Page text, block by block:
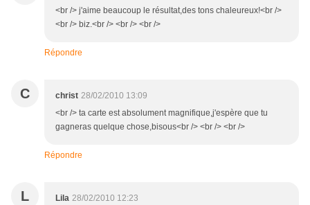
<br /> j'aime beaucoup le résultat,des tons chaleureux!<br />
<br /> biz.<br /> <br /> <br />
Répondre
C christ 28/02/2010 13:09
<br /> ta carte est absolument magnifique,j'espère que tu
gagneras quelque chose,bisous<br /> <br /> <br />
Répondre
L Lila 28/02/2010 12:23